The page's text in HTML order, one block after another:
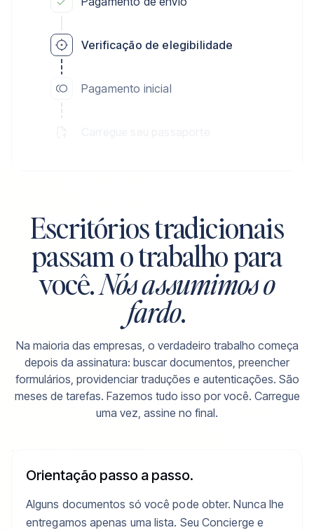
Verificação de elegibilidade
Pagamento inicial
Escritórios tradicionais
passam o trabalho para
você.Nós assumimos o
fardo.
Na maioria das empresas, o verdadeiro trabalho começa
depois da assinatura: buscar documentos, preencher
formulários, providenciar traduções e autenticações. São
meses de tarefas. Fazemos tudo isso por você. Carregue
uma vez, assine no final.
Orientação passo a passo.
Alguns documentos só você pode obter. Nunca lhe
entregamos apenas uma lista. Seu Concierge e